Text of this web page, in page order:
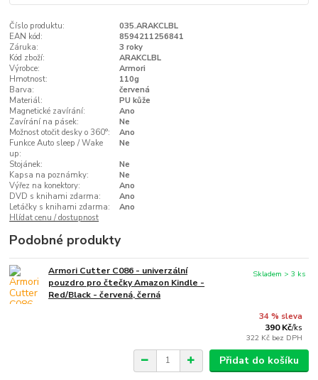
Číslo produktu:
035.ARAKCLBL
EAN kód:
8594211256841
Záruka:
3 roky
Kód zboží:
ARAKCLBL
Výrobce:
Armori
Hmotnost:
110g
Barva:
červená
Materiál:
PU kůže
Magnetické zavírání:
Ano
Zavírání na pásek:
Ne
Možnost otočit desky o 360°:
Ano
Funkce Auto sleep / Wake
up:
Ne
Stojánek:
Ne
Kapsa na poznámky:
Ne
Výřez na konektory:
Ano
DVD s knihami zdarma:
Ano
Letáčky s knihami zdarma:
Ano
Hlídat cenu / dostupnost
Podobné produkty
Armori Cutter C086 - univerzální
pouzdro pro čtečky Amazon Kindle -
Red/Black - červená, černá
34 % sleva
390 Kč/ks
322 Kč bez DPH
Skladem > 3 ks
Přidat do košíku